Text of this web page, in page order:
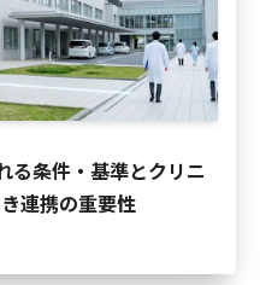
る条件・基準とクリニ
連携の重要性